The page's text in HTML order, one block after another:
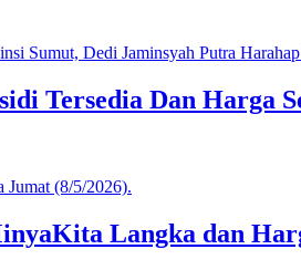
Tersedia Dan Harga
Langka dan